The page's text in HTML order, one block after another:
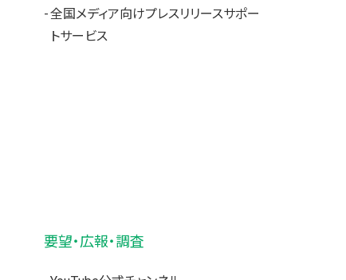
全国メディア向けプレスリリースサポー
トサービス
要望・広報・調査